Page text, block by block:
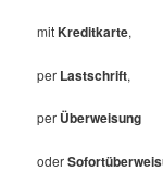
mitKreditkarte,
per Lastschrift,
per Überweisung
oder